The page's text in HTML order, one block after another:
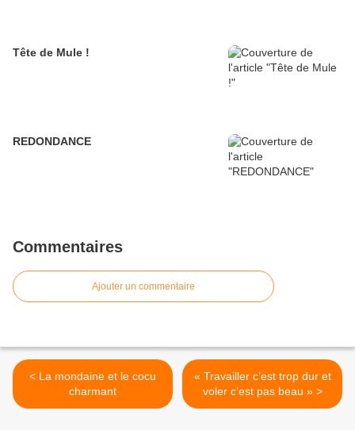
Tête de Mule !
REDONDANCE
Commentaires
Ajouter un commentaire
< La mondaine et le cocu
charmant
« Travailler c’est trop dur et
voler c’est pas beau » >